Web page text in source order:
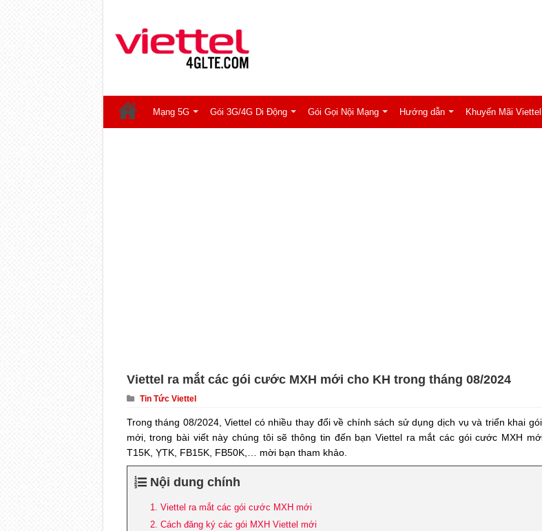
Mạng 5G Gói 3G/4G Di Động Gói Gọi Nội Mạng Hướng dẫn Khuyến Mãi Viettel
Viettel ra mắt các gói cước MXH mới cho KH trong tháng 08/2024
Tin Tức Viettel
Trong tháng 08/2024, Viettel có nhiều thay đổi về chính sách sử dụng dịch vụ và triển khai
mới, trong bài viết này chúng tôi sẽ thông tin đến bạn Viettel ra mắt các gói cước MXH
T15K, ỴTK, FB15K, FB50K,… mời bạn tham khảo.
Nội dung chính
1. Viettel ra mắt các gói cước MXH mới
2. Cách đăng ký các gói MXH Viettel mới